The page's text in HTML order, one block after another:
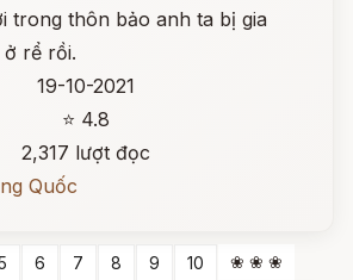
trong thôn bảo anh ta bị gia
rể rồi.
19-10-2021
⭐ 4.8
2,317 lượt đọc
Quốc
6 7 8 9 10
❀ ❀ ❀